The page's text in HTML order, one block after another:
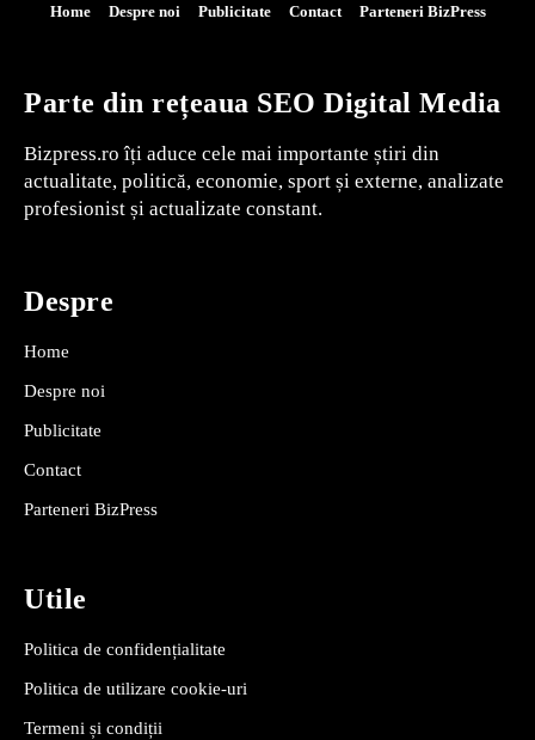
Home Despre noi Publicitate Contact Parteneri BizPress
Parte din rețeaua SEO Digital Media
Bizpress.ro îți aduce cele mai importante știri din
actualitate, politică, economie, sport și externe, analizate
profesionist și actualizate constant.
Despre
Home
Despre noi
Publicitate
Contact
Parteneri BizPress
Utile
Politica de confidențialitate
Politica de utilizare cookie-uri
Termeni și condiții